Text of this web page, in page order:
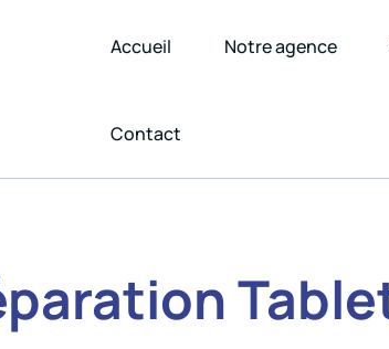
Accueil Notre agence
Contact